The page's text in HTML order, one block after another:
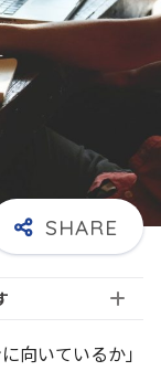
向いているか」